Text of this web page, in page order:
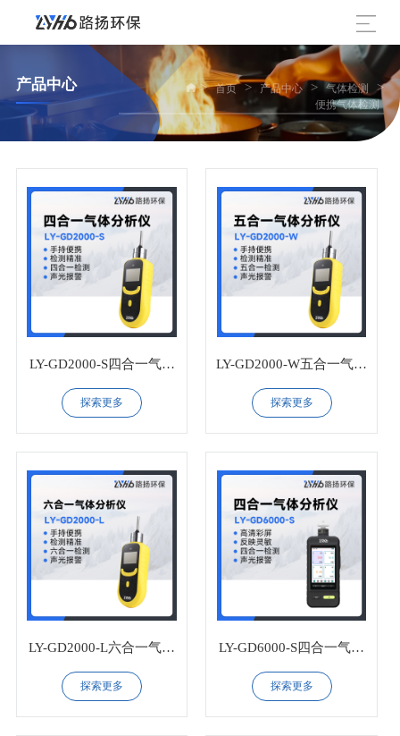
产品中心 > 首页 > 产品中心 > 气体检测 >
便携气体检测
LY-GD2000-S四合一气体
分析仪
探索更多
LY-GD2000-W五合一气体
分析仪
探索更多
LY-GD2000-L六合一气体
分析仪
探索更多
LY-GD6000-S四合一气体
分析仪
探索更多